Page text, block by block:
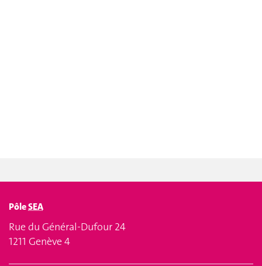
PôleSEA
Rue du Général-Dufour 24
1211 Genève 4